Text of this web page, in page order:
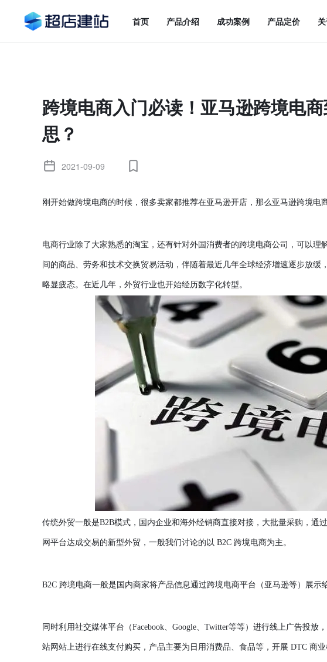
首页 产品介绍 成功案例 产品定价
跨境电商入门必读！亚马逊跨境电
思？
2021-09-09
刚开始做跨境电商的时候，很多卖家都推荐在亚马逊开店，那么亚马逊跨境电
电商行业除了大家熟悉的淘宝，还有针对外国消费者的跨境电商公司，可以理
间的商品、劳务和技术交换贸易活动，伴随着最近几年全球经济增速逐步放
略显疲态。在近几年，外贸行业也开始经历数字化转型。
传统外贸一般是B2B模式，国内企业和海外经销商直接对接，大批量采购，通
网平台达成交易的新型外贸，一般我们讨论的以 B2C 跨境电商为主。
B2C 跨境电商一般是国内商家将产品信息通过跨境电商平台（亚马逊等）展示
同时利用社交媒体平台（Facebook、Google、Twitter等等）进行线上广告投
站网站上进行在线支付购买，产品主要为日用消费品、食品等，开展 DTC 商